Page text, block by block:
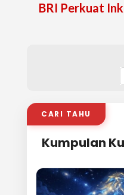
BRI Perkuat
CARI TAHU
Kumpulan